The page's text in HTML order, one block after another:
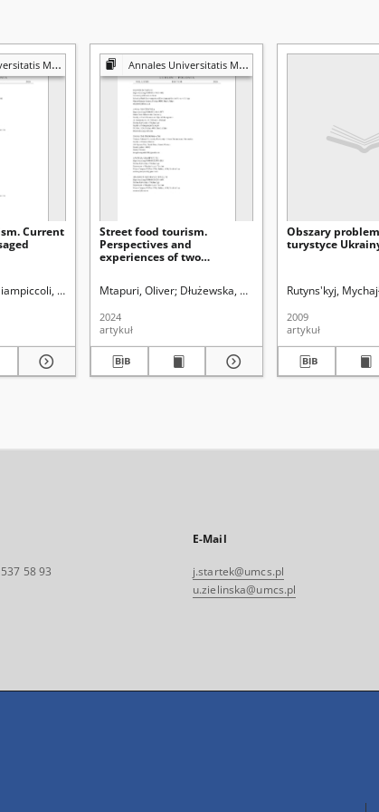
Skłodowskiej (Lublin). Wydział Nauk o Ziemi i Gospodarki Przestrzennej
Geologia, Mineralogia et Petrographia
Current
Andrea Phuong-Anh, Dang Thi Dłużewska, Anna Mzobanzi
Annales Universitatis Mariae Curie-Skłodowska. Sectio B, Geographia, Geologia, Mineralogia et Petrographia
Street food tourism.
Perspectives and
experiences of two
Mtapuri, Oliver Dłużewska, Anna Phuong-Anh, Dang
2024
artykuł
Obszary
turystyce
Rutyns'kyj,
2009
artykuł
58 93
E-Mail
j.startek@umcs.pl
u.zielinska@umcs.pl